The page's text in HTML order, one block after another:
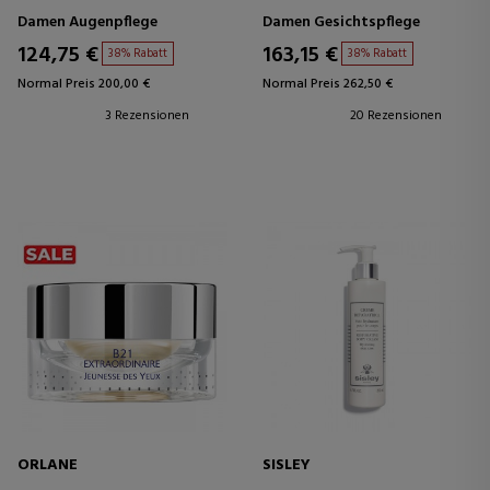
REPARIERENDE AUGENCREME
– ANTI-AGING
Damen Augenpflege
124,75 € 38% Rabatt
Normal Preis 200,00 €
3 Rezensionen
REPARIERENDE CREME – ANTI-
AGING
Damen Gesichtspflege
163,15 € 38% Rabatt
Normal Preis 262,50 €
20 Rezensionen
ORLANE
SISLEY